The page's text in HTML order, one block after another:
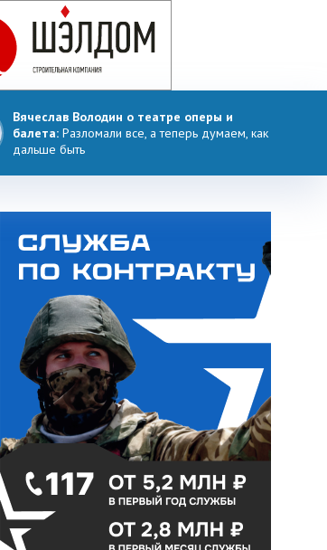
Вячеслав Володин о театре оперы и
балета: Разломали все, а теперь думаем, как
дальше быть